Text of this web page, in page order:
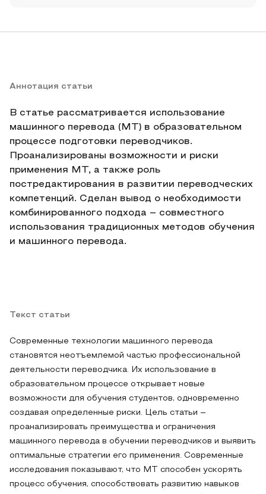
Аннотация статьи
В статье рассматривается использование
машинного перевода (MT) в образовательном
процессе подготовки переводчиков.
Проанализированы возможности и риски
применения MT, а также роль
постредактирования в развитии переводческих
компетенций. Сделан вывод о необходимости
комбинированного подхода – совместного
использования традиционных методов обучения
и машинного перевода.
Текст статьи
Современные технологии машинного перевода
становятся неотъемлемой частью профессиональной
деятельности переводчика. Их использование в
образовательном процессе открывает новые
возможности для обучения студентов, одновременно
создавая определенные риски. Цель статьи –
проанализировать преимущества и ограничения
машинного перевода в обучении переводчиков и выявить
оптимальные стратегии его применения. Современные
исследования показывают, что MT способен ускорять
процесс обучения, способствовать развитию навыков